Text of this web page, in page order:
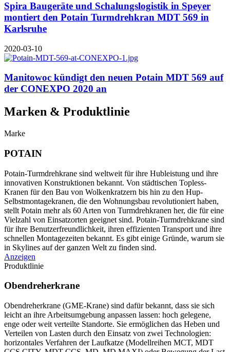
Spira Baugeräte und Schalungslogistik in Speyer
montiert den Potain Turmdrehkran MDT 569 in
Karlsruhe
2020-03-10
Manitowoc kündigt den neuen Potain MDT 569 auf
der CONEXPO 2020 an
Marken & Produktlinie
Marke
POTAIN
Potain-Turmdrehkrane sind weltweit für ihre Hubleistung und ihre
innovativen Konstruktionen bekannt. Von städtischen Topless-
Kranen für den Bau von Wolkenkratzern bis hin zu den Hup-
Selbstmontagekranen, die den Wohnungsbau revolutioniert haben,
stellt Potain mehr als 60 Arten von Turmdrehkranen her, die für eine
Vielzahl von Einsatzorten geeignet sind. Potain-Turmdrehkrane sind
für ihre Benutzerfreundlichkeit, ihren effizienten Transport und ihre
schnellen Montagezeiten bekannt. Es gibt einige Gründe, warum sie
in Skylines auf der ganzen Welt zu finden sind.
Anzeigen
Produktlinie
Obendreherkrane
Obendreherkrane (GME-Krane) sind dafür bekannt, dass sie sich
leicht an ihre Arbeitsumgebung anpassen lassen: hoch gelegene,
enge oder weit verteilte Standorte. Sie ermöglichen das Heben und
Verteilen von Lasten durch den Einsatz von zwei Technologien:
horizontales Verfahren der Laufkatze (Modellreihen MCT, MDT